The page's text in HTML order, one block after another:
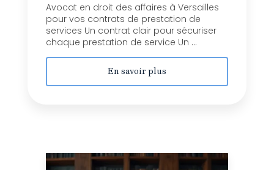
Avocat en droit des affaires à Versailles
pour vos contrats de prestation de
services Un contrat clair pour sécuriser
chaque prestation de service Un ...
En savoir plus